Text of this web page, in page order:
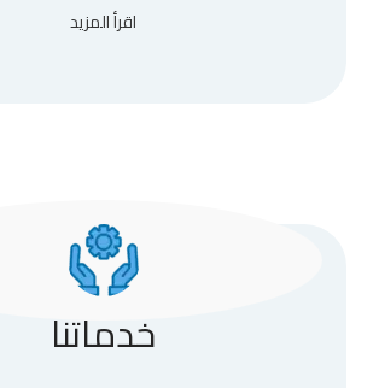
اقرأ المزيد
خدماتنا